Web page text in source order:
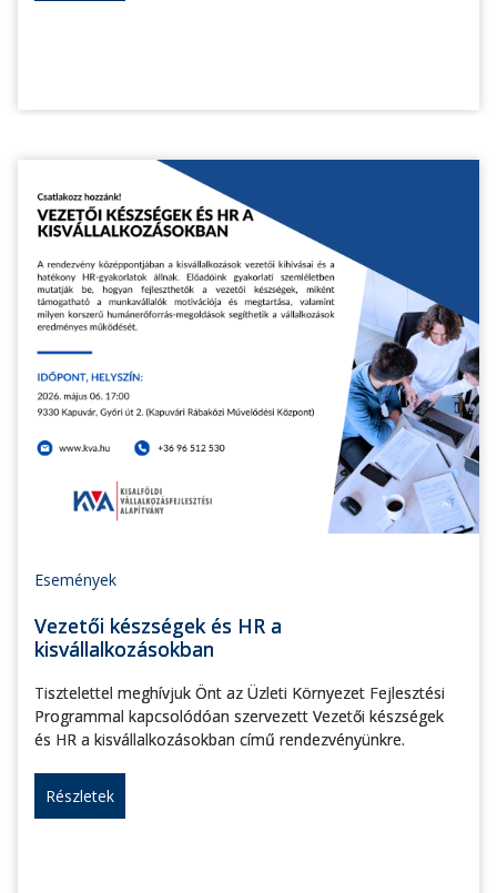
Események
Vezetői készségek és HR a
kisvállalkozásokban
Tisztelettel meghívjuk Önt az Üzleti Környezet Fejlesztési
Programmal kapcsolódóan szervezett Vezetői készségek
és HR a kisvállalkozásokban című rendezvényünkre.
Részletek